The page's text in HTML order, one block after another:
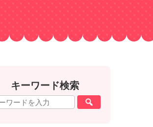
キーワード検索